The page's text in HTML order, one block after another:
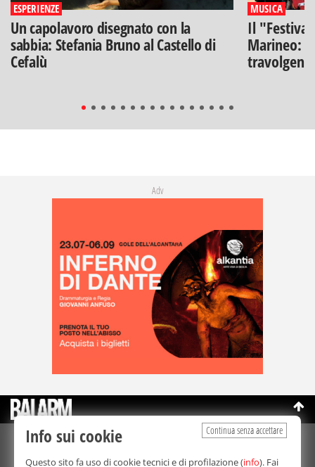
ESPERIENZE
Un capolavoro disegnato con la
sabbia: Stefania Bruno al Castello di
Cefalù
MUSICA
Il
Marineo:
Adv
©Copyright 2003-2026
Bmedia Srl- P.IVA 07064240828
Continua senza accettare
Info sui cookie
Questo sito fa uso di cookie tecnici e di profilazione (info). Fai